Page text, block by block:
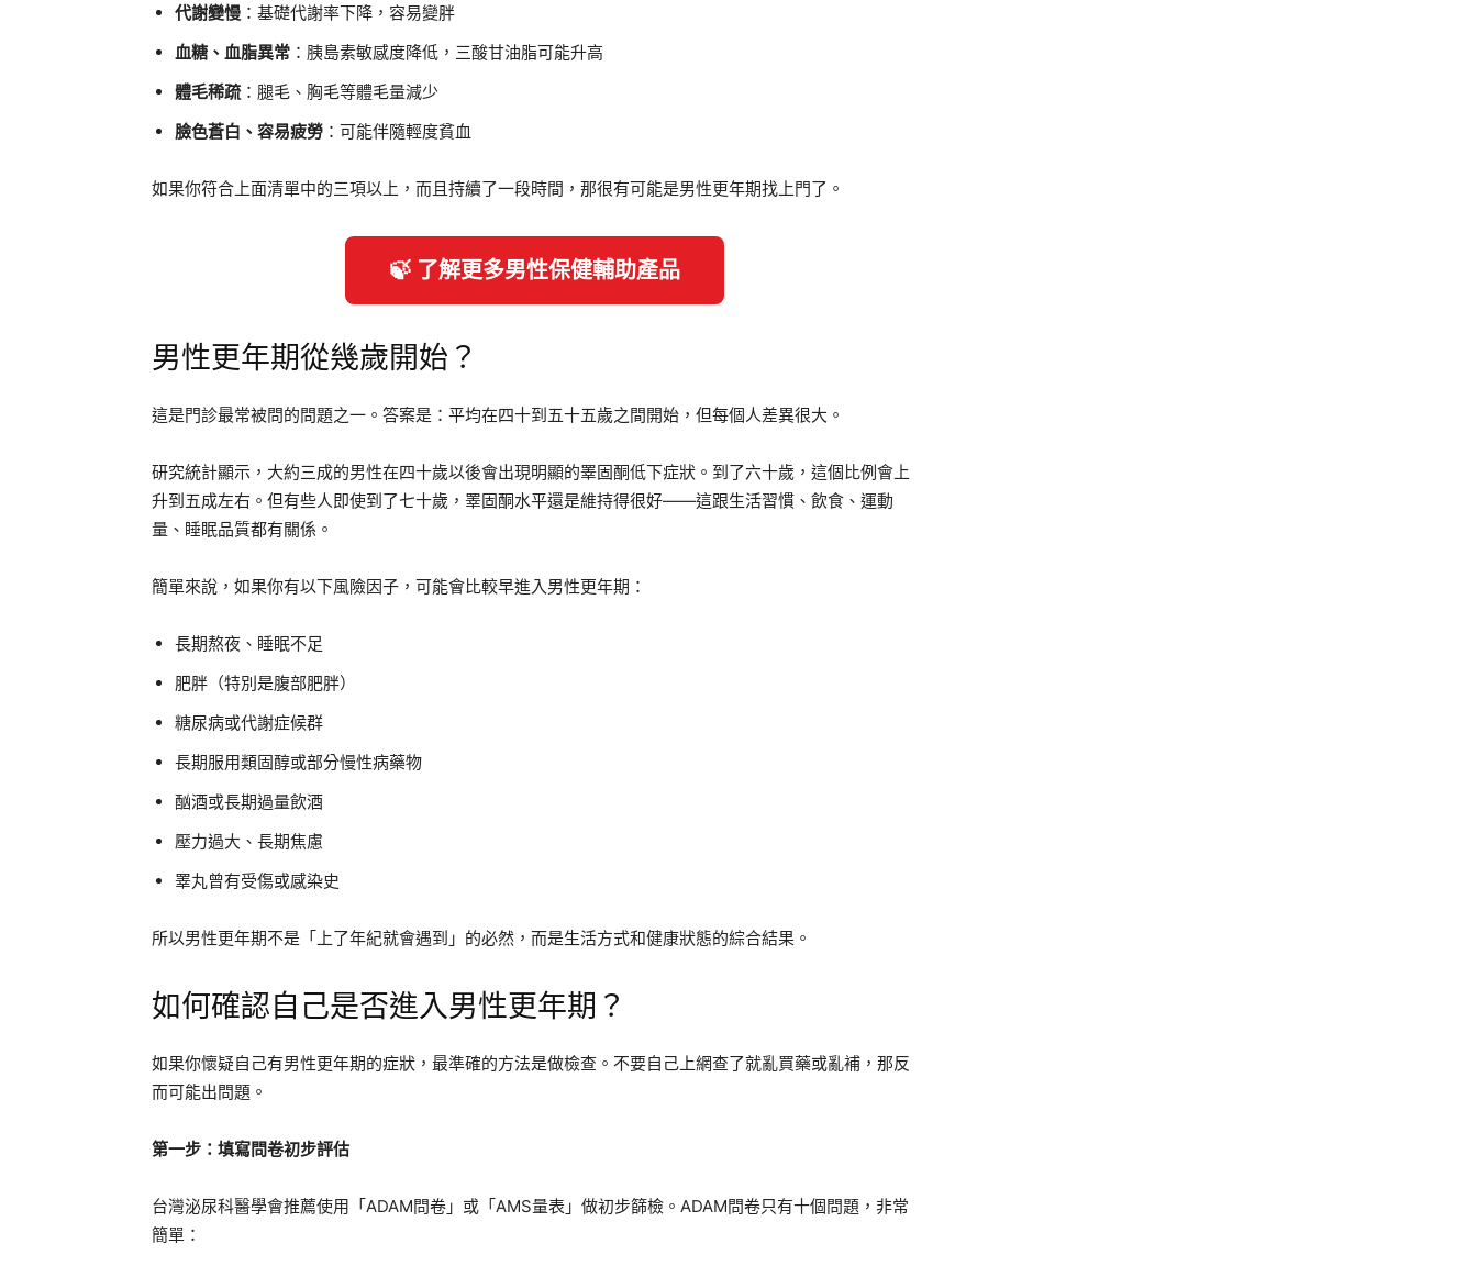
代謝變慢 ：基礎代謝率下降，容易變胖
血糖、血脂異常 ：胰島素敏感度降低，三酸甘油脂可能升高
體毛稀疏 ：腿毛、胸毛等體毛量減少
臉色蒼白、容易疲勞 ：可能伴隨輕度貧血
如果你符合上面清單中的三項以上，而且持續了一段時間，那很有可能是男性更年期找上門了。
🍃 了解更多男性保健輔助產品
男性更年期從幾歲開始？
這是門診最常被問的問題之一。答案是：平均在四十到五十五歲之間開始，但每個人差異很大。
研究統計顯示，大約三成的男性在四十歲以後會出現明顯的睪固酮低下症狀。到了六十歲，這個比例會上
升到五成左右。但有些人即使到了七十歲，睪固酮水平還是維持得很好——這跟生活習慣、飲食、運動
量、睡眠品質都有關係。
簡單來說，如果你有以下風險因子，可能會比較早進入男性更年期：
長期熬夜、睡眠不足
肥胖（特別是腹部肥胖）
糖尿病或代謝症候群
長期服用類固醇或部分慢性病藥物
酗酒或長期過量飲酒
壓力過大、長期焦慮
睪丸曾有受傷或感染史
所以男性更年期不是「上了年紀就會遇到」的必然，而是生活方式和健康狀態的綜合結果。
如何確認自己是否進入男性更年期？
如果你懷疑自己有男性更年期的症狀，最準確的方法是做檢查。不要自己上網查了就亂買藥或亂補，那反
而可能出問題。
第一步：填寫問卷初步評估
台灣泌尿科醫學會推薦使用「ADAM問卷」或「AMS量表」做初步篩檢。ADAM問卷只有十個問題，非常
簡單：